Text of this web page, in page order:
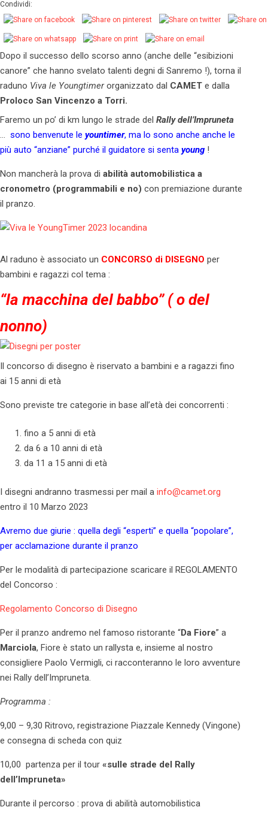
Condividi:
Dopo il successo dello scorso anno (anche delle “esibizioni
canore” che hanno svelato talenti degni di Sanremo !), torna il
raduno Viva le Youngtimerorganizzato dal CAMET e dalla
Proloco San Vincenzo a Torri.
Faremo un po’ di km lungo le strade del Rally dell’Impruneta
… sono benvenute le yountimer, ma lo sono anche anche le
più auto “anziane” purché il guidatore si senta young !
Non mancherà la prova di abilità automobilistica a
cronometro (programmabili e no) con premiazione durante
il pranzo.
Al raduno è associato un CONCORSO di DISEGNO per
bambini e ragazzi col tema :
“la macchina del babbo” ( o del
nonno)
Il concorso di disegno è riservato a bambini e a ragazzi fino
ai 15 anni di età
Sono previste tre categorie in base all’età dei concorrenti :
fino a 5 anni di età
da 6 a 10 anni di età
da 11 a 15 anni di età
I disegni andranno trasmessi per mail a info@camet.org
entro il 10 Marzo 2023
Avremo due giurie : quella degli “esperti” e quella “popolare”,
per acclamazione durante il pranzo
Per le modalità di partecipazione scaricare il REGOLAMENTO
del Concorso :
Regolamento Concorso di Disegno
Per il pranzo andremo nel famoso ristorante “Da Fiore” a
Marciola, Fiore è stato un rallysta e, insieme al nostro
consigliere Paolo Vermigli, ci racconteranno le loro avventure
nei Rally dell’Impruneta.
Programma :
9,00 – 9,30 Ritrovo, registrazione Piazzale Kennedy (Vingone)
e consegna di scheda con quiz
10,00 partenza per il tour «sulle strade del Rally
dell’Impruneta»
Durante il percorso : prova di abilità automobilistica